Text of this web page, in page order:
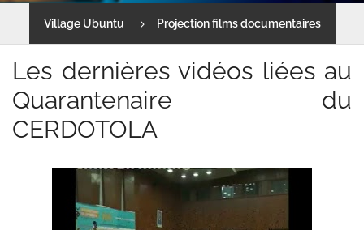
Village Ubuntu Projection films documentaires
Les dernières vidéos liées au
Quarantenaire du
CERDOTOLA